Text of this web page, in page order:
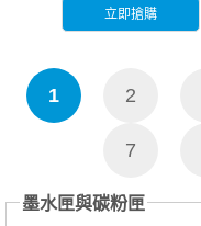
立即搶購
1 2
7
墨水匣與碳粉匣